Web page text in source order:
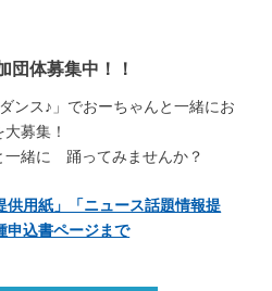
団体募集中！！
ンス♪」でおーちゃんと一緒にお
募集！
一緒に 踊ってみませんか？
用紙」「ニュース話題情報提
申込書ページまで